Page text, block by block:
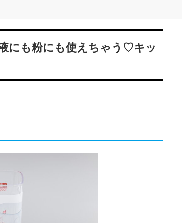
にも粉にも使えちゃう♡キッ